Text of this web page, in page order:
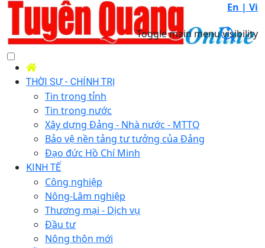
En | Vi
Toggle main menu visibility
THỜI SỰ - CHÍNH TRỊ
Tin trong tỉnh
Tin trong nước
Xây dựng Đảng - Nhà nước - MTTQ
Bảo vệ nền tảng tư tưởng của Đảng
Đạo đức Hồ Chí Minh
KINH TẾ
Công nghiệp
Nông-Lâm nghiệp
Thương mại - Dịch vụ
Đầu tư
Nông thôn mới